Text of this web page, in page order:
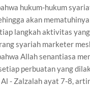
hukum-hukum
akan
langkah aktivitas
syariah marketer
Allah senantiasa
perbuatan yang
- Zalzalah ayat 7-8,